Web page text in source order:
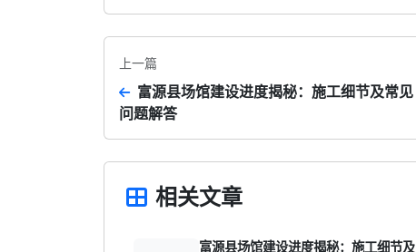
上一篇
富源县场馆建设进度揭秘：施工细节及常见
问题解答
相关文章
富源县场馆建设进度揭秘：施工细节及